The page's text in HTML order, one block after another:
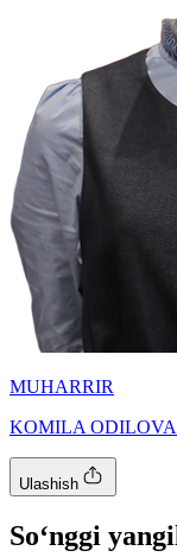
MUHARRIR
KOMILA ODILOVA
Ulashish
So‘nggi